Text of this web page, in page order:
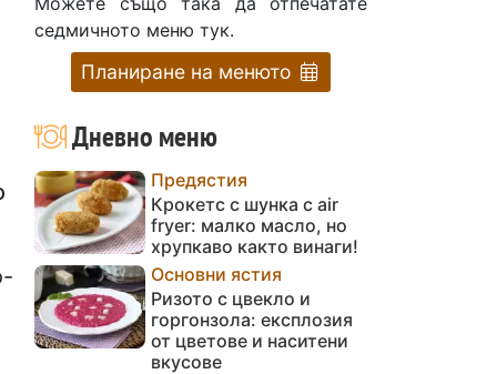
седмичното меню тук.
Планиране на менюто
Дневно меню
Предястия
Крокетс с шунка с air
fryer: малко масло, но
хрупкаво както винаги!
Основни ястия
Ризото с цвекло и
горгонзола: експлозия
от цветове и наситени
вкусове